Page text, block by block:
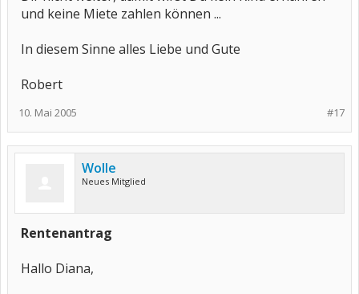
und keine Miete zahlen können ...
In diesem Sinne alles Liebe und Gute
Robert
#17
10. Mai 2005
Wolle
Neues Mitglied
Rentenantrag
Hallo Diana,